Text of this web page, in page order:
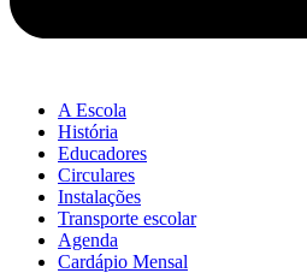
A Escola
História
Educadores
Circulares
Instalações
Transporte escolar
Agenda
Cardápio Mensal